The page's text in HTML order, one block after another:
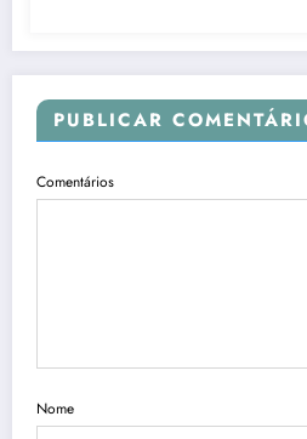
PUBLICAR
Comentários
Nome